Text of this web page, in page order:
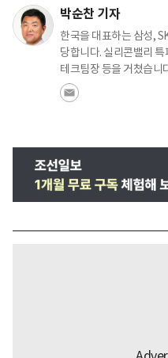
박순찬 기자
한국을 대표하는 삼성,
당합니다. 실리콘밸리
테크팀장 등을 거쳤습니